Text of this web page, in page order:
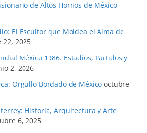
de Altos Hornos de México
El Escultor que Moldea el Alma de
22, 2025
México 1986: Estadios, Partidos y
2, 2026
Orgullo Bordado de México octubre
Historia, Arquitectura y Arte
6, 2025